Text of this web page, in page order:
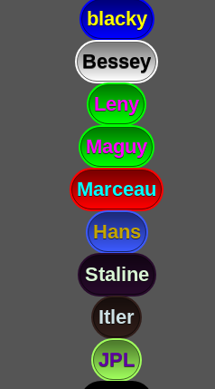
blacky
Bessey
Leny
Maguy
Marceau
Hans
Staline
Itler
JPL